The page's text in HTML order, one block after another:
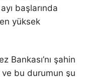
başlarında
yüksek
Bankası’nı şahin
bu durumun şu